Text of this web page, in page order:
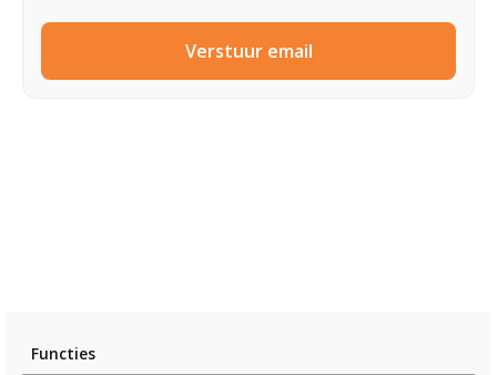
Verstuur email
Functies